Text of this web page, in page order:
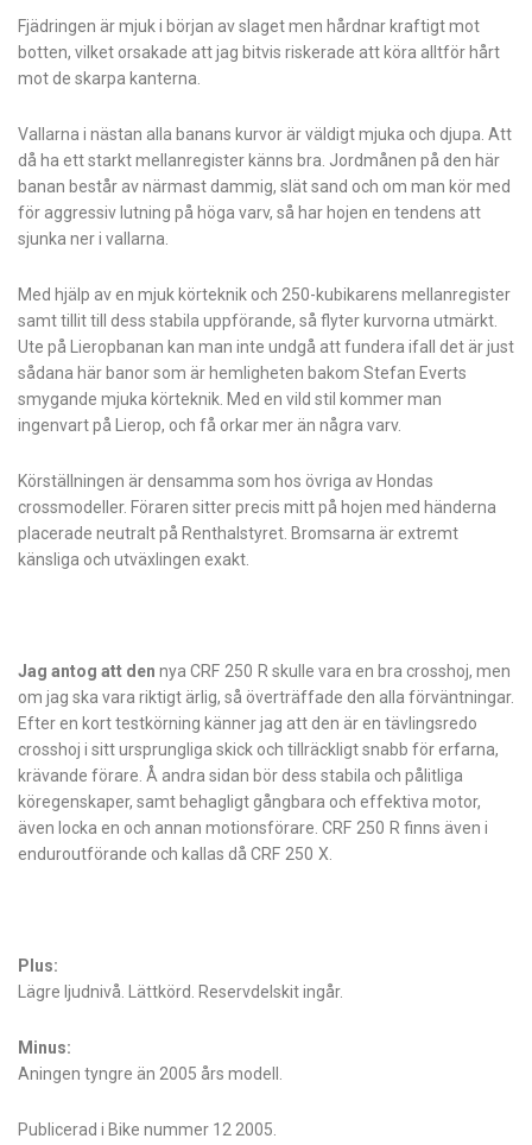
Fjädringen är mjuk i början av slaget men hårdnar kraftigt mot
botten, vilket orsakade att jag bitvis riskerade att köra alltför hårt
mot de skarpa kanterna.
Vallarna i nästan alla banans kurvor är väldigt mjuka och djupa. Att
då ha ett starkt mellanregister känns bra. Jordmånen på den här
banan består av närmast dammig, slät sand och om man kör med
för aggressiv lutning på höga varv, så har hojen en tendens att
sjunka ner i vallarna.
Med hjälp av en mjuk körteknik och 250-kubikarens mellanregister
samt tillit till dess stabila uppförande, så flyter kurvorna utmärkt.
Ute på Lieropbanan kan man inte undgå att fundera ifall det är just
sådana här banor som är hemligheten bakom Stefan Everts
smygande mjuka körteknik. Med en vild stil kommer man
ingenvart på Lierop, och få orkar mer än några varv.
Körställningen är densamma som hos övriga av Hondas
crossmodeller. Föraren sitter precis mitt på hojen med händerna
placerade neutralt på Renthalstyret. Bromsarna är extremt
känsliga och utväxlingen exakt.
Jag antog att den nya CRF 250 R skulle vara en bra crosshoj, men
om jag ska vara riktigt ärlig, så överträffade den alla förväntningar.
Efter en kort testkörning känner jag att den är en tävlingsredo
crosshoj i sitt ursprungliga skick och tillräckligt snabb för erfarna,
krävande förare. Å andra sidan bör dess stabila och pålitliga
köregenskaper, samt behagligt gångbara och effektiva motor,
även locka en och annan motionsförare. CRF 250 R finns även i
enduroutförande och kallas då CRF 250 X.
Plus:
Lägre ljudnivå. Lättkörd. Reservdelskit ingår.
Minus:
Aningen tyngre än 2005 års modell.
Publicerad i Bike nummer 12 2005.